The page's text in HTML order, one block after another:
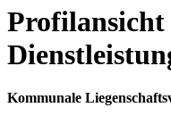
Profilansicht
Kommunale